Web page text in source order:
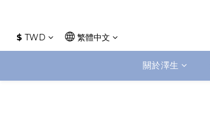
$ TWD 繁體中文
關於澤生